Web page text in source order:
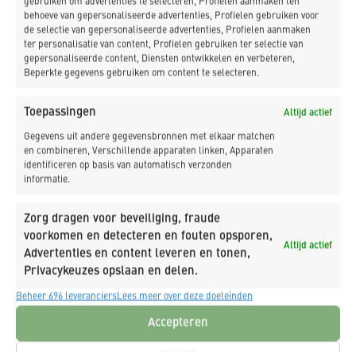
gebruiken om advertenties te selecteren, Profielen aanmaken ten
behoeve van gepersonaliseerde advertenties, Profielen gebruiken voor
de selectie van gepersonaliseerde advertenties, Profielen aanmaken
ter personalisatie van content, Profielen gebruiken ter selectie van
gepersonaliseerde content, Diensten ontwikkelen en verbeteren,
Beperkte gegevens gebruiken om content te selecteren.
Toepassingen Altijd actief
Gegevens uit andere gegevensbronnen met elkaar matchen
en combineren, Verschillende apparaten linken, Apparaten
identificeren op basis van automatisch verzonden
informatie.
Zorg dragen voor beveiliging, fraude
voorkomen en detecteren en fouten opsporen,
Advertenties en content leveren en tonen,
Privacykeuzes opslaan en delen.
Altijd actief
Beheer 696 leveranciersLees meer over deze doeleinden
Accepteren
Ja, schrijf mij in op de nieuwsbrief van